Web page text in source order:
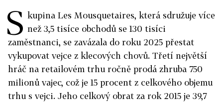
S kupina Les Mousquetaires, která sdružuje více
než 3,5 tisíce obchodů se 130 tisíci
zaměstnanci, se zavázala do roku 2025 přestat
vykupovat vejce z klecových chovů. Třetí největší
hráč na retailovém trhu ročně prodá zhruba 750
milionů vajec, což je 15 procent z celkového objemu
trhu s vejci. Jeho celkový obrat za rok 2015 je 39,7